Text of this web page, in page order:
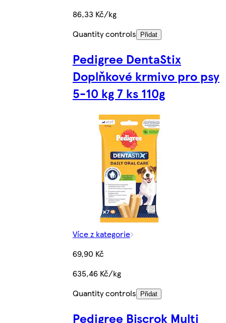
86,33 Kč/kg
Quantity controls
Přidat
Pedigree DentaStix
Doplňkové krmivo pro psy
5-10 kg 7 ks 110g
Více z kategorie
69,90 Kč
635,46 Kč/kg
Quantity controls
Přidat
Pedigree Biscrok Multi